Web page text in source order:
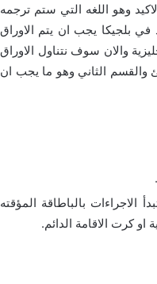
وهو اللغه التي ستم ترجمه
في بلجيكا يجب ان يتم الاوراق
والان سوف نتناول الاوراق
والقسم الثاني وهو ما يجب ان
بالباطاقة المؤقته
كرت الاقامة الدائم.